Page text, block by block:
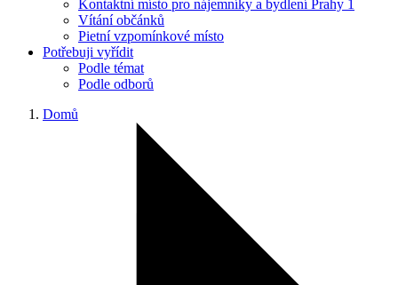
Kontaktní místo pro nájemníky a bydlení Prahy 1
Vítání občánků
Pietní vzpomínkové místo
Potřebuji vyřídit
Podle témat
Podle odborů
Domů